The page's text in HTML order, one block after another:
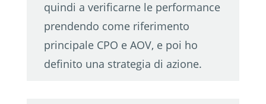
quindi a verificarne le performance
prendendo come riferimento
principale CPO e AOV, e poi ho
definito una strategia di azione.